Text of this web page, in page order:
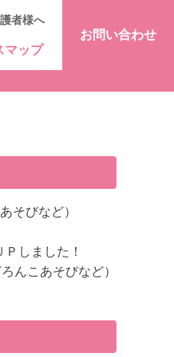
者様へ
マップ
お問い合わせ
そびなど）
しました！
んこあそびなど）